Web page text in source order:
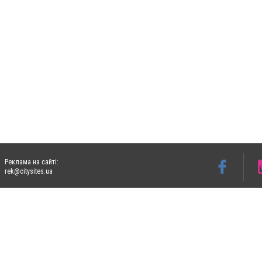
Реклама на сайті:
rek@citysites.ua